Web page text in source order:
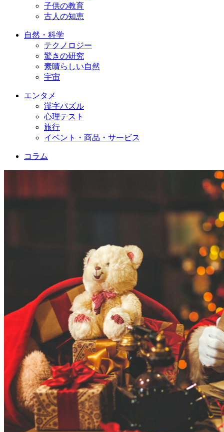
子供の教育
古人の知恵
自然・科学
テクノロジー
驚きの研究
素晴らしい自然
宇宙
エンタメ
漢字パズル
心理テスト
旅行
イベント・商品・サービス
コラム